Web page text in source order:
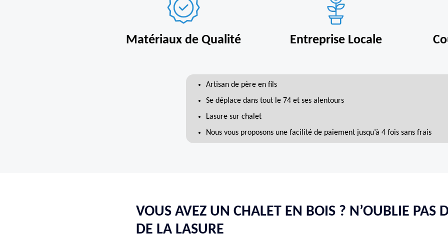
Matériaux de Qualité Entreprise Locale
Artisan de père en fils
Se déplace dans tout le 74 et ses alentours
Lasure sur chalet
Nous vous proposons une facilité de paiement jusqu’à 4 fois sans frais
VOUS AVEZ UN CHALET EN BOIS ? N’OUBLIE PAS
DE LA LASURE